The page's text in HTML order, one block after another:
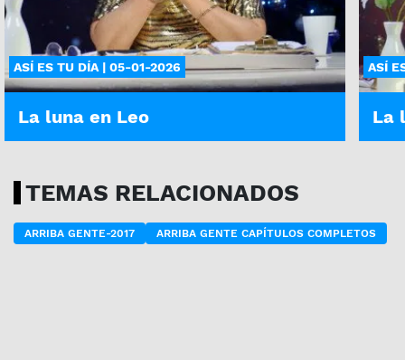
ASÍ ES TU DÍA | 05-01-2026
La luna en Leo
ASÍ
La
TEMAS RELACIONADOS
ARRIBA GENTE-2017 ARRIBA GENTE CAPÍTULOS COMPLETOS